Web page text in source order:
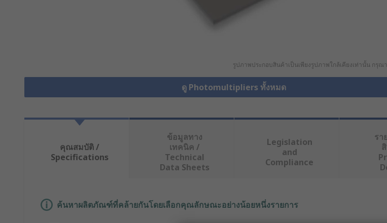
รูปภาพประกอบสินค้าเป็นเพียงรูปภาพใกล้เคียงเท่านั้น กรุณ
ดู Photomultipliers ทั้งหมด
คุณสมบัติ /
Specifications
ข้อมูลทาง
เทคนิค /
Technical
Data Sheets
Legislation
and
Compliance
รา
ค้นหาผลิตภัณฑ์ที่คล้ายกันโดยเลือกคุณลักษณะอย่างน้อยหนึ่งรายการ